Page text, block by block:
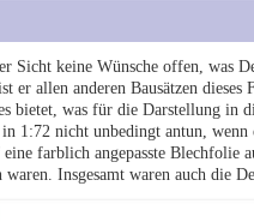
Sicht keine Wünsche offen, was
er allen anderen Bausätzen
bietet, was für die Darstellung
1:72 nicht unbedingt antun,
farblich angepasste Blechfolie
Insgesamt waren auch die